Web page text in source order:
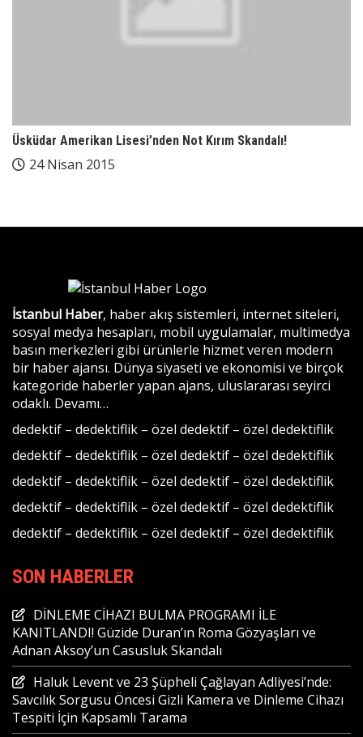
Üsküdar Amerikan Lisesi’nden Not Kırım Skandalı!
24 Nisan 2015
İstanbul Haber, haber akış sistemleri, internet siteleri,
sosyal medya hesapları, mobil uygulamalar, multimedya
basın merkezleri gibi ürünlerle hizmet veren modern
bir haber ajansı. Dünya siyaseti ve ekonomisi ve birçok
kategoride haberler yapan ajans, uluslararası seyirci
odaklı. Devamı…
dedektif – dedektiflik – özel dedektif – özel dedektiflik
dedektif – dedektiflik – özel dedektif – özel dedektiflik
dedektif – dedektiflik – özel dedektif – özel dedektiflik
dedektif – dedektiflik – özel dedektif – özel dedektiflik
dedektif – dedektiflik – özel dedektif – özel dedektiflik
SON HABERLER
DİNLEME CİHAZI BULMA PROGRAMI İLE
KANITLANDI! Güzide Duran’ın Roma Gözyaşları ve
Adnan Aksoy’un Casusluk Skandalı
Haluk Levent ve 23 Şüpheli Çağlayan Adliyesi’nde:
Savcılık Sorgusu Öncesi Gizli Kamera ve Dinleme Cihazı
Tespiti İçin Kapsamlı Tarama